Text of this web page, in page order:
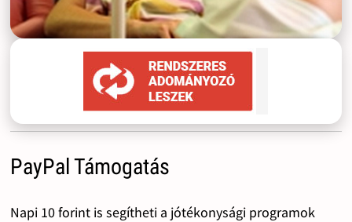
PayPal Támogatás
Napi 10 forint is segítheti a jótékonysági programok